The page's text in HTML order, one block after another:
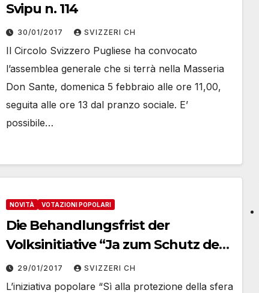
Svipu n. 114
30/01/2017 SVIZZERI CH
Il Circolo Svizzero Pugliese ha convocato
l’assemblea generale che si terrà nella Masseria
Don Sante, domenica 5 febbraio alle ore 11,00,
seguita alle ore 13 dal pranzo sociale. E’
possibile…
NOVITÀ VOTAZIONI POPOLARI
Die Behandlungsfrist der
Volksinitiative “Ja zum Schutz der
Privatsphäre” wird um ein Jahr, bis
zum 25 März 2018 verlängert
29/01/2017 SVIZZERI CH
L’iniziativa popolare “Sì alla protezione della sfera